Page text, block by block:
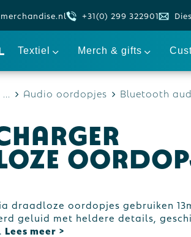
+31(0) 299 322901
Textiel Merch & gifts
Audio oordopjes Bluetooth
draadloze oordopjes gebruiken
geluid met heldere details,